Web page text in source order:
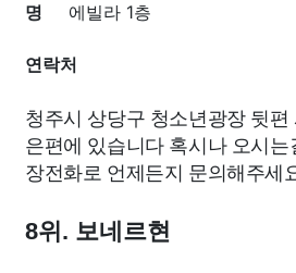
명
에빌라 1층
연락처
청주시 상당구 청소년광장 뒷
은편에 있습니다 혹시나 오시
장전화로 언제든지 문의해주세
8위. 보네르현